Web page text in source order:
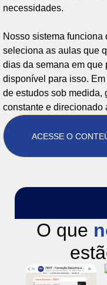
necessidades.
Nosso sistema
seleciona as aulas que
dias da semana em que
disponível para isso.
de estudos sob medida,
constante e direcionado
ACESSE O
O que